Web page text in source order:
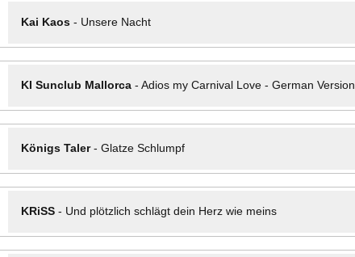
Kai Kaos- Unsere Nacht
KI Sunclub Mallorca- Adios my Carnival Love - German Version
Königs Taler- Glatze Schlumpf
KRiSS- Und plötzlich schlägt dein Herz wie meins